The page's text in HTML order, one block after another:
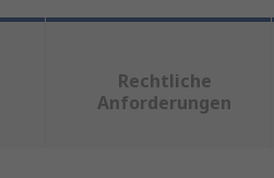
Rechtliche
Anforderungen